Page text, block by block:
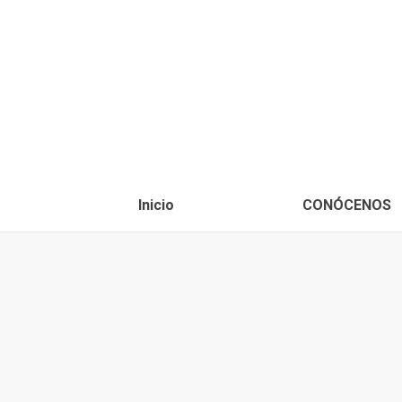
Inicio CONÓCENOS